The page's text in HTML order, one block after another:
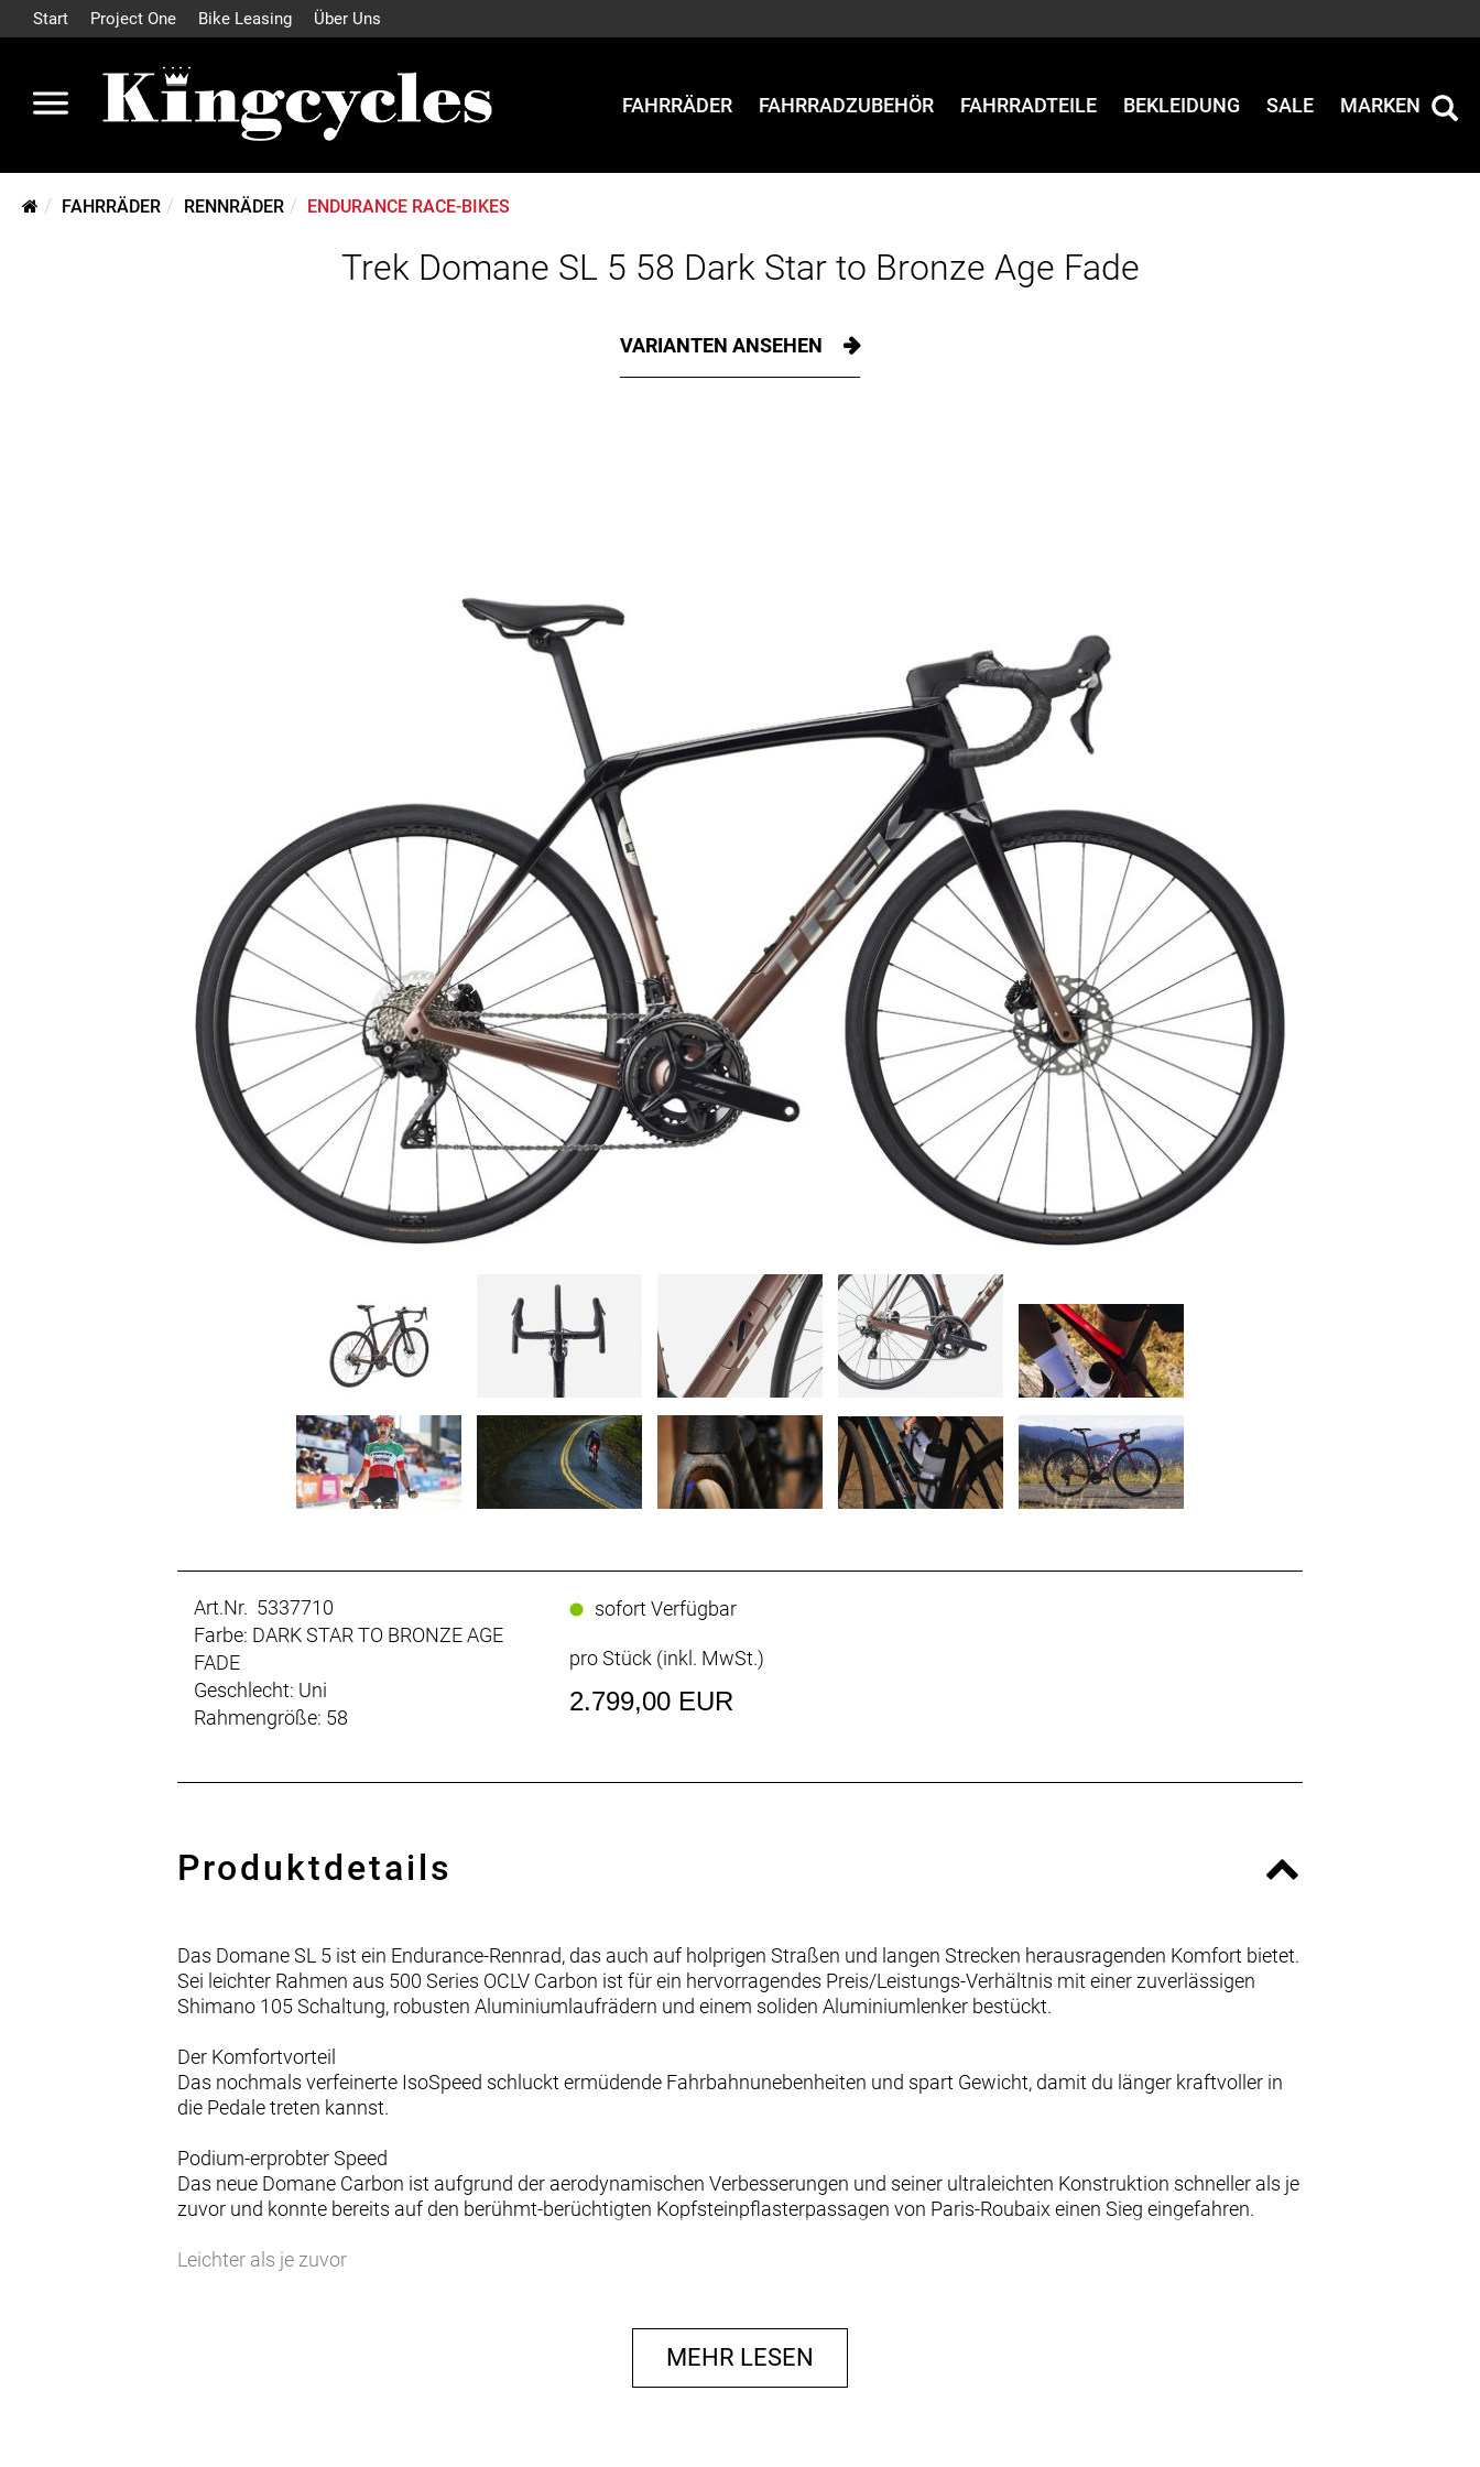
Start Project One Bike Leasing Über Uns
FAHRRÄDER FAHRRADZUBEHÖR FAHRRADTEILE BEKLEIDUNG SALE MARKEN
FAHRRÄDER RENNRÄDER ENDURANCE RACE-BIKES
Trek Domane SL 5 58 Dark Star to Bronze Age Fade
VARIANTEN ANSEHEN
Art.Nr. 5337710
Farbe: DARK STAR TO BRONZE AGE
FADE
Geschlecht: Uni
Rahmengröße: 58
sofort Verfügbar
pro Stück (inkl. MwSt.)
2.799,00 EUR
Produktdetails
Das Domane SL 5 ist ein Endurance-Rennrad, das auch auf holprigen Straßen und langen Strecken herausragenden Komfort bietet.
Sei leichter Rahmen aus 500 Series OCLV Carbon ist für ein hervorragendes Preis/Leistungs-Verhältnis mit einer zuverlässigen
Shimano 105 Schaltung, robusten Aluminiumlaufrädern und einem soliden Aluminiumlenker bestückt.
Der Komfortvorteil
Das nochmals verfeinerte IsoSpeed schluckt ermüdende Fahrbahnunebenheiten und spart Gewicht, damit du länger kraftvoller in
die Pedale treten kannst.
Podium-erprobter Speed
Das neue Domane Carbon ist aufgrund der aerodynamischen Verbesserungen und seiner ultraleichten Konstruktion schneller als je
zuvor und konnte bereits auf den berühmt-berüchtigten Kopfsteinpflasterpassagen von Paris-Roubaix einen Sieg eingefahren.
Leichter als je zuvor
Ausgestattet ist es mit schnell rollenden 32 mm breiten Reifen, aber dank der Reifenfreiheit bis 38-mm-Reifen kannst du von
MEHR LESEN